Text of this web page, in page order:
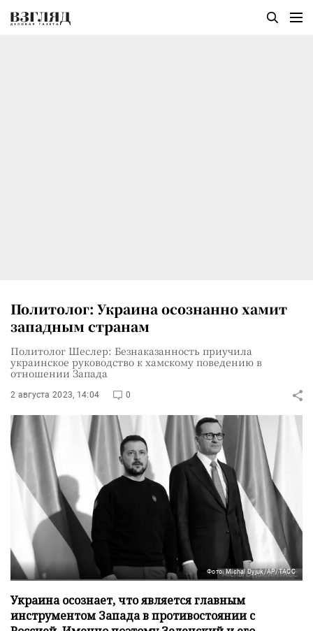
Политолог: Украина осознанно хамит
западным странам
Политолог Шеслер: Безнаказанность приучила
украинское руководство к хамскому поведению в
отношении Запада
2 августа 2023, 14:04 0
Фото: Michal Dyjuk/AP/ТАСС
Украина осознает, что является главным
инструментом Запада в противостоянии с